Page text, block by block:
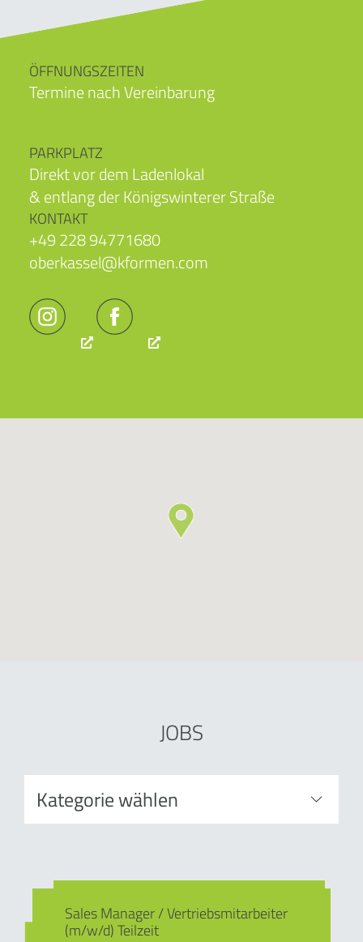
ÖFFNUNGSZEITEN
Termine nach Vereinbarung
PARKPLATZ
Direkt vor dem Ladenlokal
& entlang der Königswinterer Straße
KONTAKT
+49 228 94771680
oberkassel@kformen.com
JOBS
Sales Manager / Vertriebsmitarbeiter
(m/w/d) Teilzeit